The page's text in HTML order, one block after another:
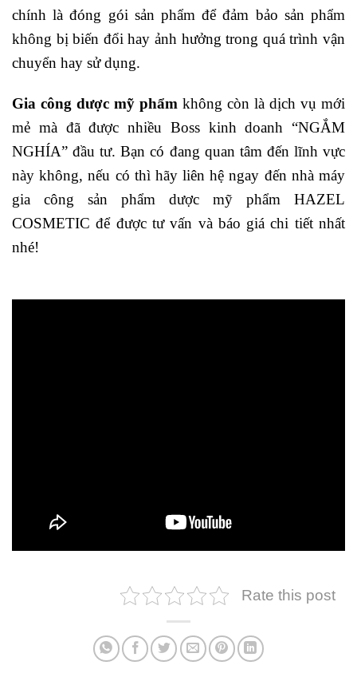
chính là đóng gói sản phẩm để đảm bảo sản phẩm
không bị biến đổi hay ảnh hưởng trong quá trình vận
chuyển hay sử dụng.
Gia công dược mỹ phẩm không còn là dịch vụ mới
mẻ mà đã được nhiều Boss kinh doanh “NGẮM
NGHÍA” đầu tư. Bạn có đang quan tâm đến lĩnh vực
này không, nếu có thì hãy liên hệ ngay đến nhà máy
gia công sản phẩm dược mỹ phẩm HAZEL
COSMETIC để được tư vấn và báo giá chi tiết nhất
nhé!
Rate this post